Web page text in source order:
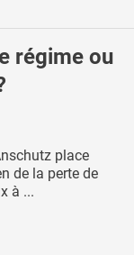
régime ou
place
de la perte de
à ...